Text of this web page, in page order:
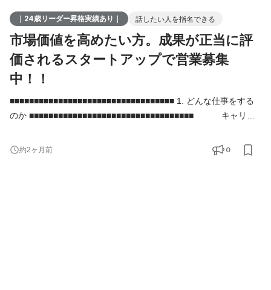
｜24歳リーダー昇格実績あり｜ 話したい人を指名できる
市場価値を高めたい方。成果が正当に評
価されるスタートアップで営業募集
中！！
■■■■■■■■■■■■■■■■■■■■■■■■■■■■■■■■■■ 1. どんな仕事をする
のか ■■■■■■■■■■■■■■■■■■■■■■■■■■■■■■■■■■ キャリア
職者を結ぶ「キャリアアドバイザー」をお任せします。 人手不足
に悩む教育現場を救い、求職者の人生の転機に寄り添う、社会貢
約2ヶ月前 0